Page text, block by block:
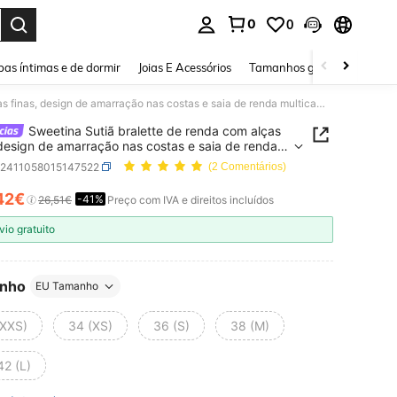
0 0
íntimas e de dormir Joias E Acessórios Tamanhos grandes
Sweetina Sutiã bralette de renda com alças finas, design de amarração nas costas e saia de renda multicamadas de cintura baixa, conjunto boho para férias, trajes elegantes para férias, mulheres, convidadas de casamento casuais
Sweetina Sutiã bralette de renda com alças
de amarração nas costas e saia de renda
de cintura baixa, conjunto boho para
elegantes para férias, mulheres,
de casamento casuais
(2 Comentários)
AND AVAILABILITY
26,51€ -41% Preço com IVA e direitos incluídos
gratuito
EU Tamanho
34 (XS) 36 (S) 38 (M)
(L)